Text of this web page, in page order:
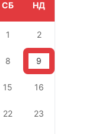
СБ НД
1 2
8 9
15 16
22 23